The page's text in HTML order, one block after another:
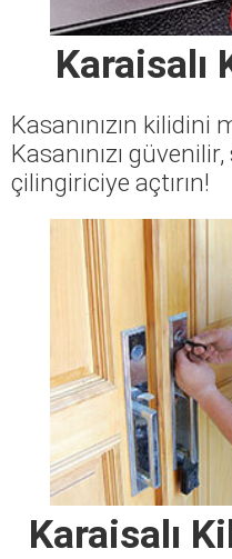
Karaisalı
Kasanınızın kilidini
Kasanınızı
çilingiriciye açtırın!
Karaisalı